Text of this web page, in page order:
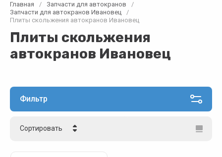
Главная / Запчасти для автокранов
/
Запчасти для автокранов Ивановец
/
Плиты скольжения автокранов Ивановец
Плиты скольжения
автокранов Ивановец
Фильтр
Сортировать
Цена - убывание